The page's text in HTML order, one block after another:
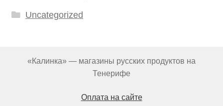
Uncategorized
«Калинка» — магазины русских продуктов на
Тенерифе
Оплата на сайте